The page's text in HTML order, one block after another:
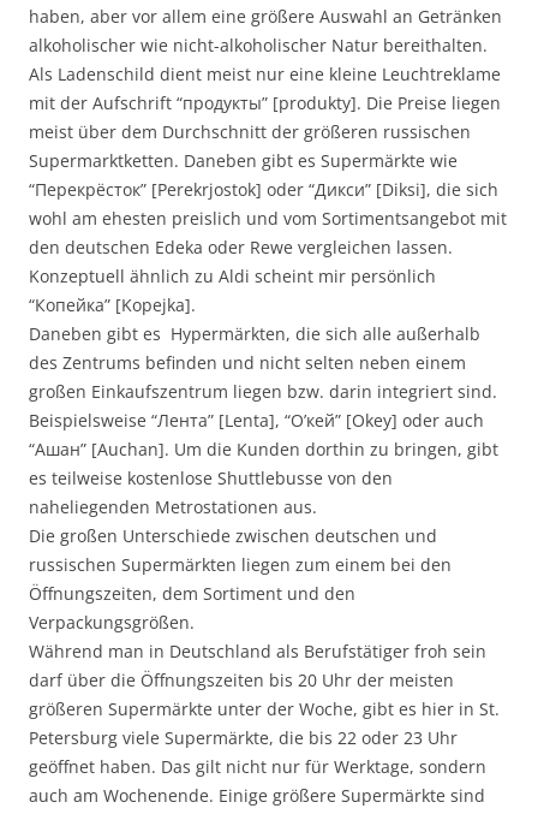
haben, aber vor allem eine größere Auswahl an Getränken
alkoholischer wie nicht-alkoholischer Natur bereithalten.
Als Ladenschild dient meist nur eine kleine Leuchtreklame
mit der Aufschrift “продукты” [produkty]. Die Preise liegen
meist über dem Durchschnitt der größeren russischen
Supermarktketten. Daneben gibt es Supermärkte wie
“Перекрёсток” [Perekrjostok] oder “Дикси” [Diksi], die sich
wohl am ehesten preislich und vom Sortimentsangebot mit
den deutschen Edeka oder Rewe vergleichen lassen.
Konzeptuell ähnlich zu Aldi scheint mir persönlich
“Копейка” [Kopejka].
Daneben gibt es Hypermärkten, die sich alle außerhalb
des Zentrums befinden und nicht selten neben einem
großen Einkaufszentrum liegen bzw. darin integriert sind.
Beispielsweise “Лента” [Lenta], “О’кей” [Okey] oder auch
“Ашан” [Auchan]. Um die Kunden dorthin zu bringen, gibt
es teilweise kostenlose Shuttlebusse von den
naheliegenden Metrostationen aus.
Die großen Unterschiede zwischen deutschen und
russischen Supermärkten liegen zum einem bei den
Öffnungszeiten, dem Sortiment und den
Verpackungsgrößen.
Während man in Deutschland als Berufstätiger froh sein
darf über die Öffnungszeiten bis 20 Uhr der meisten
größeren Supermärkte unter der Woche, gibt es hier in St.
Petersburg viele Supermärkte, die bis 22 oder 23 Uhr
geöffnet haben. Das gilt nicht nur für Werktage, sondern
auch am Wochenende. Einige größere Supermärkte sind